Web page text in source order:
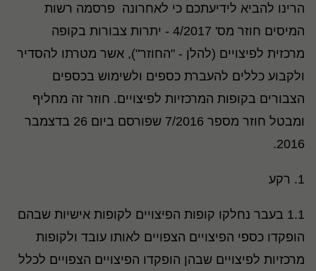
הרינו להביא לידיעתכם כי לאחרונה פרסמה רשות
המיסים חוזר מס' 4/2017 - יתרות צבורות בקופה
מרכזית לפיצויים (להלן - "החוזר"), אשר מטרתו להסדיר
ולקבוע כללים להעברת כספים ולשימוש בכספים
הצבורים בקופות המרכזיות לפיצויים. חוזר זה מחליף
ומבטל חוזר מספר 7/2016 שפורסם ביום 26 בדצמבר
2016.
1. רקע
1.1 בעבר נחלקו קופות הפיצויים לקופות אישיות שבהם
הופקדו כספי הפיצויים הצפויים לאותו עובד ולקופות
מרכזיות לפיצויים שבהן הופקדו הפיצויים הצפויים לכלל